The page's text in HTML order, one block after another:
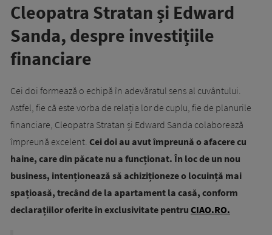
Cleopatra Stratan și Edward
Sanda, despre investițiile
financiare
Cei doi formează o echipă în adevăratul sens al cuvântului.
Astfel, fie că este vorba de relația lor de cuplu, fie de planurile
financiare, Cleopatra Stratan și Edward Sanda colaborează
împreună excelent. Cei doi au avut împreună o afacere cu
haine, care din păcate nu a funcționat. În loc de un nou
business, intenționează să achiziționeze o locuință mai
spațioasă, trecând de la apartament la casă, conform
declarațiilor oferite în exclusivitate pentru CIAO.RO.